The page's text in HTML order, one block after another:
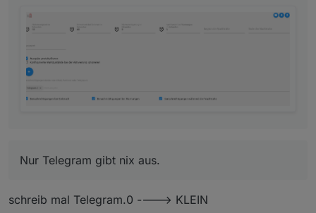
Nur Telegram gibt nix aus.
Nur Telegram gibt nix aus.
schreib mal Telegram.0 ----> KLEIN